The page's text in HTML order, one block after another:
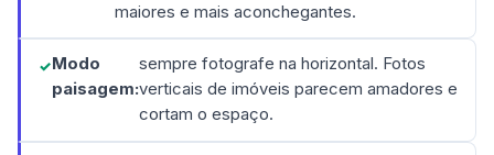
maiores e mais aconchegantes.
Modo
paisagem:
sempre fotografe na horizontal. Fotos
verticais de imóveis parecem amadores e
cortam o espaço.